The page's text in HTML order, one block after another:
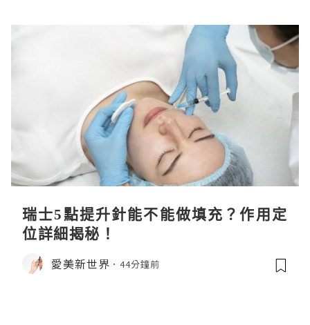
瑞士5點提升針能不能做填充？作用定
位詳細揭秘！
愛美新世界 44分鐘前